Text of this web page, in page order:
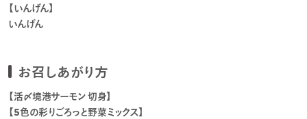
【いんげん】
いんげん
お召しあがり方
【活〆境港サーモン 切身】
【5色の彩りごろっと野菜ミックス】